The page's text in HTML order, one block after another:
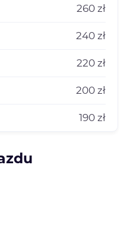
260 zł
240 zł
220 zł
200 zł
190 zł